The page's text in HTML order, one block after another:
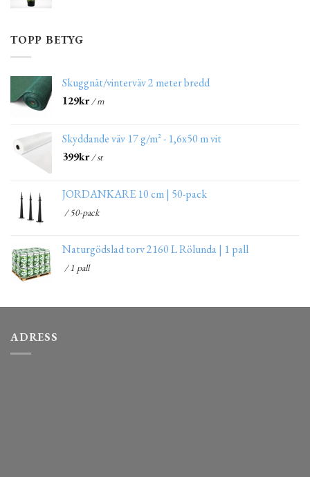
TOPP BETYG
Skuggnät/vinterväv 2 meter bredd
129kr/ m
Skyddande väv 17 g/m² - 1,6x50 m vit
399kr/ st
JORDANKARE 10 cm | 50-pack
/ 50-pack
Naturgödslad torv 2160 L Rölunda | 1 pall
/ 1 pall
ADRESS